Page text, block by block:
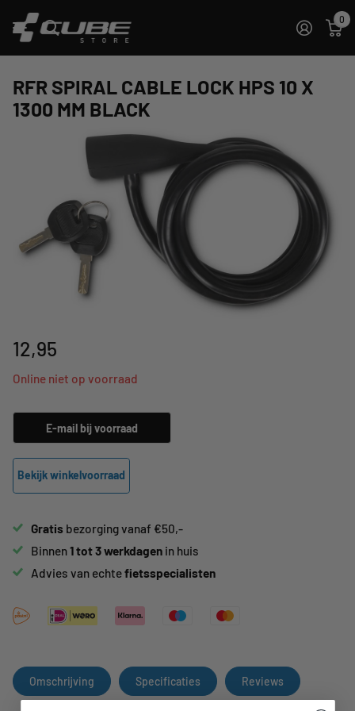
0
RFR SPIRAL CABLE LOCK HPS 10 X
1300 MM BLACK
12,95
Online niet op voorraad
E-mail bij voorraad
Bekijk winkelvoorraad
Gratis bezorging vanaf €50,-
Binnen1 tot 3 werkdagen in huis
Advies van echtefietsspecialisten
Omschrijving Specificaties Reviews